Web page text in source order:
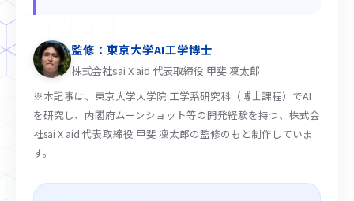
監修：東京大学AI工学博士
株式会社sai X aid 代表取締役 甲斐 凜太郎
※本記事は、東京大学大学院 工学系研究科（博士課程）でAI
を研究し、内閣府ムーンショット等の開発経験を持つ、株式会
社sai X aid 代表取締役 甲斐 凜太郎の監修のもと制作していま
す。